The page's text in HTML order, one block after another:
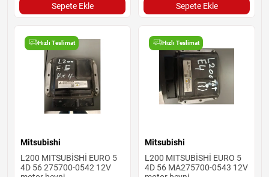
Sepete Ekle Sepete Ekle
Hızlı Teslimat
Mitsubishi
L200 MITSUBİSHİ EURO 5
4D 56 275700-0542 12V
Hızlı Teslimat
Mitsubishi
L200 MITSUBİSHİ EURO 5
4D 56 MA275700-0543 12V